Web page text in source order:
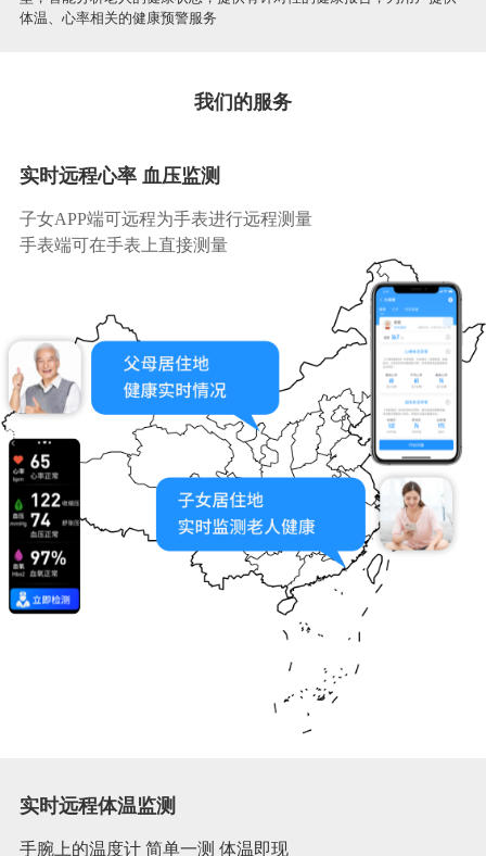
体温、心率相关的健康预警服务
我们的服务
实时远程心率 血压监测
子女APP端可远程为手表进行远程测量
手表端可在手表上直接测量
实时远程体温监测
手腕上的温度计 简单一测 体温即现